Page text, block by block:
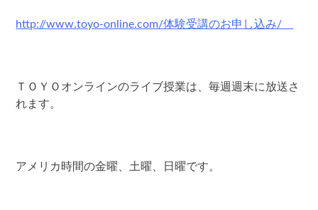
http://www.toyo-online.com/体験受講のお申し込み/
ＴＯＹＯオンラインのライブ授業は、毎週週末に放送さ
れます。
アメリカ時間の金曜、土曜、日曜です。